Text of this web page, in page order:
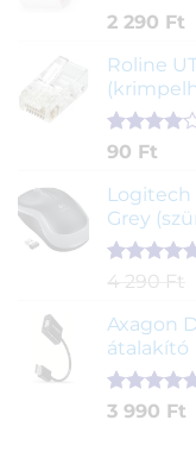
Értékelés
ből,
2
értékelés
alapján
2 290 Ft
Roline
Értékelés
5-ből,
2
értékelés
alapján
90 Ft
Logitech
Grey
Értékelés
ből,
1
értékelés
alapján
4 290 Ft
Axagon
átalakító
Értékelés
1
3 990 Ft